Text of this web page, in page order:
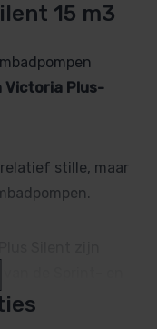
15 m3
Victoria Plus-
stille, maar
de Sprint- en